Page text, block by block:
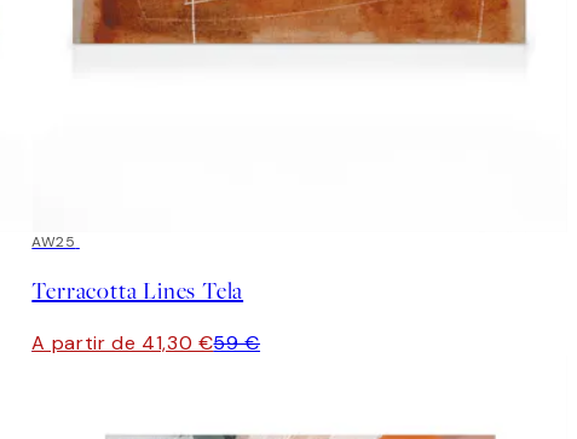
30%*
AW25
Terracotta Lines Tela
A partir de 41,30 €59 €